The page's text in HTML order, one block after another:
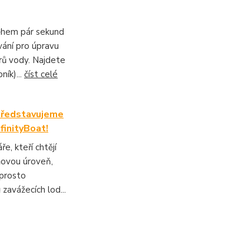
pár sekund
pro úpravu
vody. Najdete
číst celé
kteří chtějí
úroveň,
lod...